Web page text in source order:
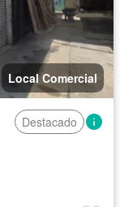
Local Comercial
Destacado